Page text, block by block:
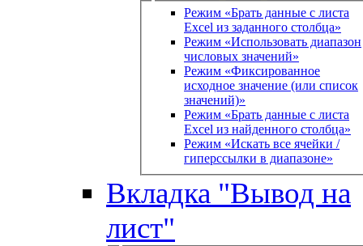
Режим «Брать данные с листа
Excel из заданного столбца»
Режим «Использовать диапазон
числовых значений»
Режим «Фиксированное
исходное значение (или список
значений)»
Режим «Брать данные с листа
Excel из найденного столбца»
Режим «Искать все ячейки /
гиперссылки в диапазоне»
Вкладка "Вывод на
лист"